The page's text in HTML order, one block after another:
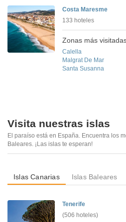
Costa Maresme
133 hoteles
Zonas más
Calella
Malgrat De Mar
Santa Susanna
Visita nuestras islas
El paraíso está en España. Encuentra los
Baleares. ¡Las islas te esperan!
Islas Canarias Islas Baleares
Tenerife
(506 hoteles)